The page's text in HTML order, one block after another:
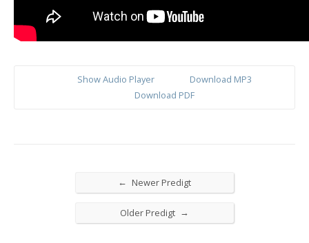
Show Audio Player
Download MP3
Download PDF
← Newer Predigt
Older Predigt →